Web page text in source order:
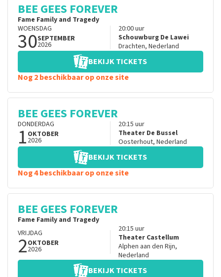
BEE GEES FOREVER
Fame Family and Tragedy
WOENSDAG
30SEPTEMBER
2026
20:00uur
Schouwburg De Lawei
Drachten, Nederland
BEKIJK TICKETS
Nog 2 beschikbaar op onze site
BEE GEES FOREVER
DONDERDAG
1 OKTOBER
2026
20:15 uur
Theater De Bussel
Oosterhout, Nederland
BEKIJK TICKETS
Nog 4 beschikbaar op onze site
BEE GEES FOREVER
Fame Family and Tragedy
VRIJDAG
2OKTOBER
2026
20:15 uur
Theater Castellum
Alphen aan den Rijn,
Nederland
BEKIJK TICKETS